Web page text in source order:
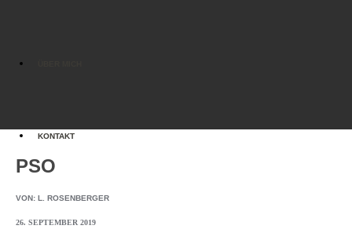
KONTAKT
PSO
VON: L. ROSENBERGER
26. SEPTEMBER 2019